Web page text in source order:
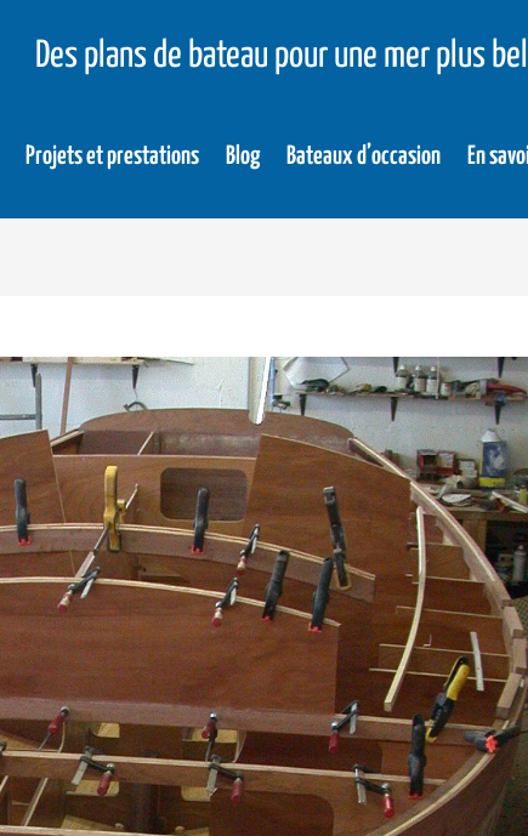
Des plans de bateau pour une mer plus
Projets et prestations Blog Bateaux d’occasion En